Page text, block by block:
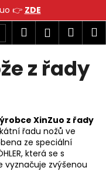
👉 ZDE
Hledat
z řady
XinZuo z řady
řadu nožů ve
ze speciální
která se s
zvýšenou